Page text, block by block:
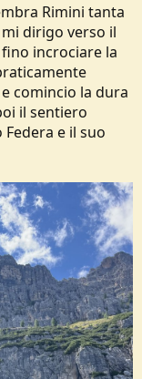
Rimini tanta
dirigo verso il
incrociare la
comincio la dura
il sentiero
e il suo